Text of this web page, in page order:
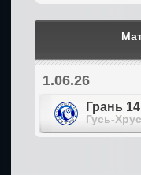
1.06.26
Грань 14
Гусь-